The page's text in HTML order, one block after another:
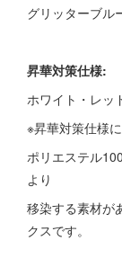
グリッターブル
昇華対策仕様:
ホワイト・レッ
※昇華対策仕様
ポリエステル
より
移染する素材が
クスです。